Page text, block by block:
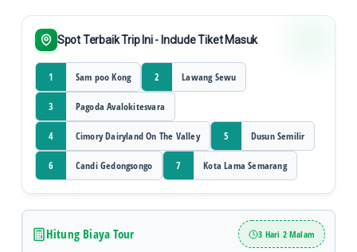
Spot Terbaik Trip Ini - Include Tiket Masuk
1 Sam poo Kong 2 Lawang Sewu
3 Pagoda Avalokitesvara
4 Cimory Dairyland On The Valley 5 Dusun Semilir
6 Candi Gedongsongo 7 Kota Lama Semarang
Hitung Biaya Tour 3 Hari 2 Malam